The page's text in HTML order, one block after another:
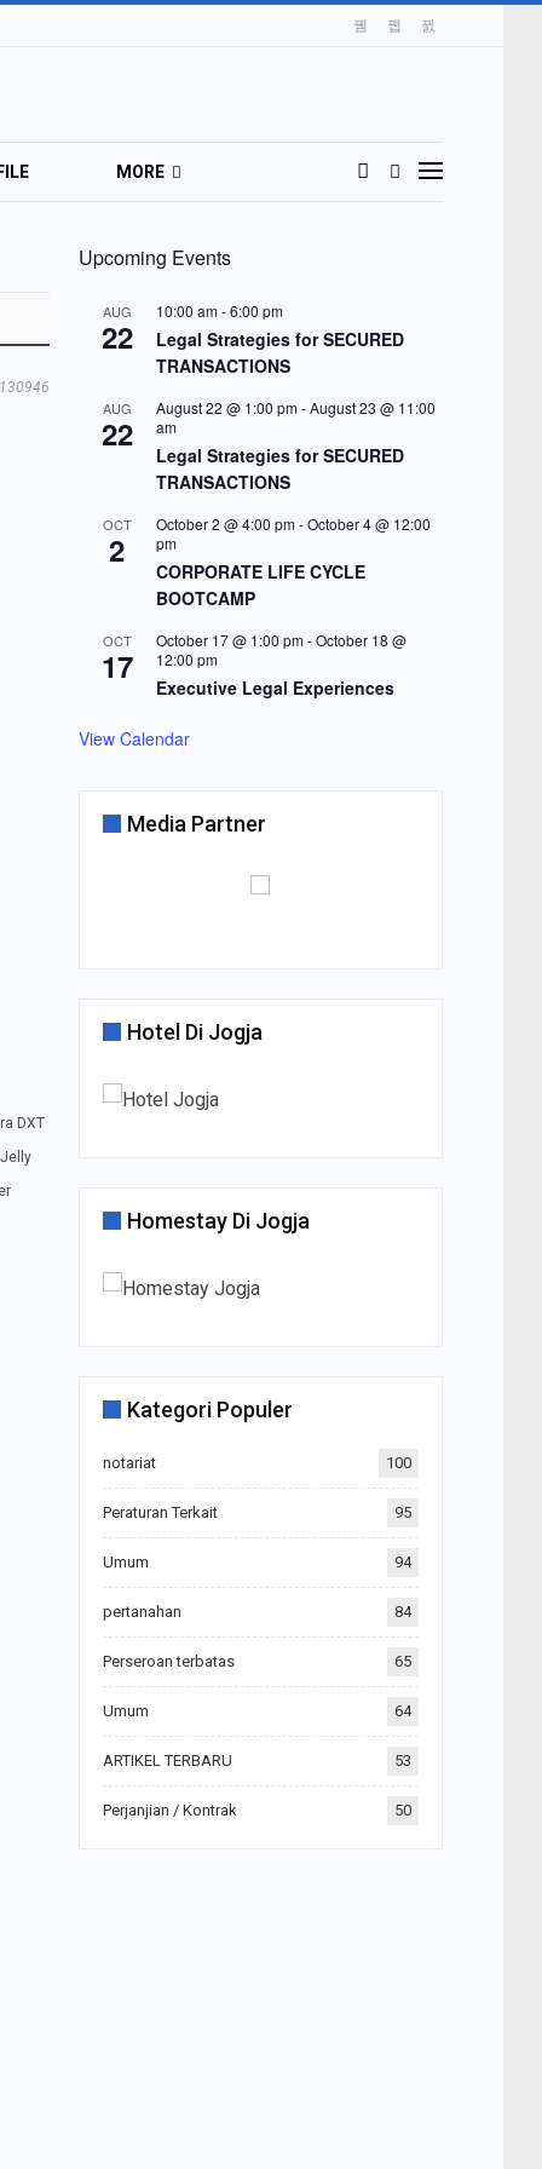
MORE
DXT
Upcoming Events
AUG
22
10:00 am-6:00 pm
Legal Strategies for SECURED
TRANSACTIONS
AUG
22
August 22 @ 1:00 pm-August 23 @ 11:00
am
Legal Strategies for SECURED
TRANSACTIONS
OCT
2
October 2 @ 4:00 pm-October 4 @ 12:00
pm
CORPORATE LIFE CYCLE
BOOTCAMP
OCT
17
October 17 @ 1:00 pm-October 18 @
12:00 pm
Executive Legal Experiences
View Calendar
Media Partner
Hotel Di Jogja
Homestay Di Jogja
Kategori Populer
notariat 100
Peraturan Terkait 95
Umum 94
pertanahan 84
Perseroan terbatas 65
Umum 64
ARTIKEL TERBARU 53
Perjanjian / Kontrak 50